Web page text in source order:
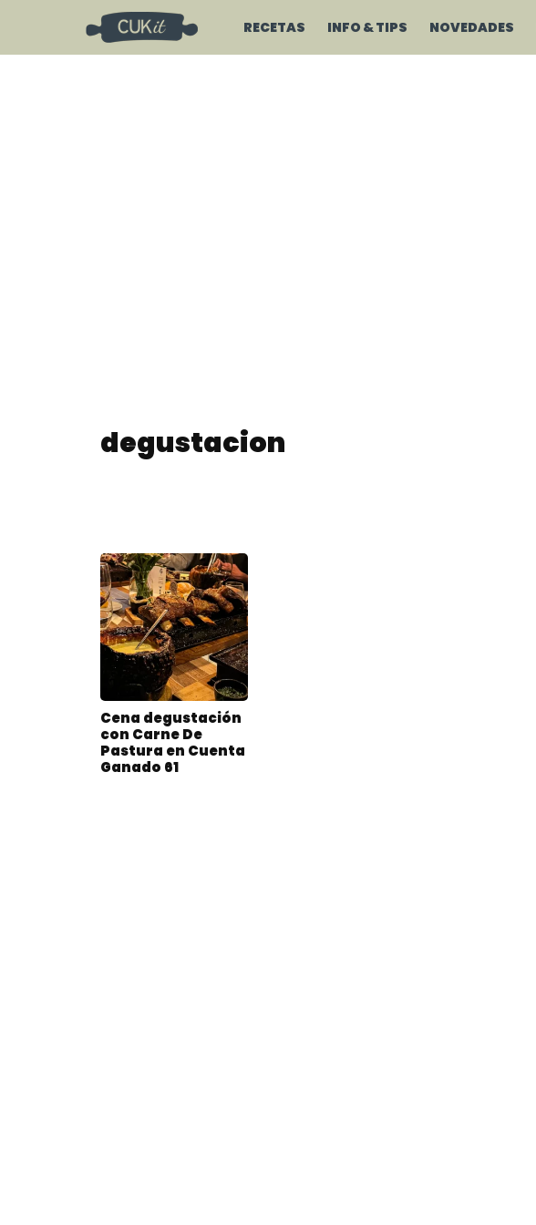
RECETAS INFO & TIPS NOVEDADES
degustacion
Cena degustación
con Carne De
Pastura en Cuenta
Ganado 61